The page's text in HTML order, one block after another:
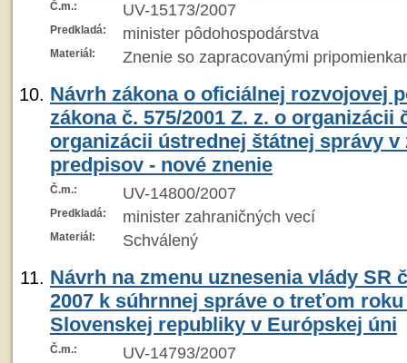
Č.m.: UV-15173/2007
Predkladá: minister pôdohospodárstva
Materiál: Znenie so zapracovanými
Návrh zákona o oficiálnej rozvojovej
zákona č. 575/2001 Z. z. o organizácii
organizácii ústrednej štátnej správy
predpisov - nové znenie
Č.m.: UV-14800/2007
Predkladá: minister zahraničných vecí
Materiál: Schválený
Návrh na zmenu uznesenia vlády SR
2007 k súhrnnej správe o treťom
Slovenskej republiky v Európskej úni
Č.m.: UV-14793/2007